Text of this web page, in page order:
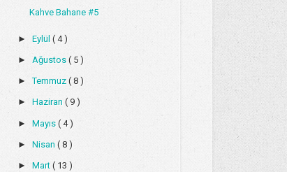
Kahve Bahane #5
► Eylül ( 4 )
► Ağustos ( 5 )
►Temmuz ( 8 )
► Haziran ( 9 )
► Mayıs ( 4 )
► Nisan ( 8 )
► Mart ( 13 )